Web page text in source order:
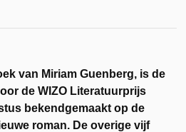
van Miriam Guenberg, is de
de WIZO Literatuurprijs
bekendgemaakt op de
roman. De overige vijf